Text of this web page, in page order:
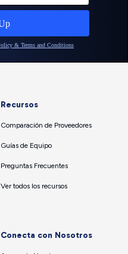
Recursos
Comparación de Proveedores
Guías de Equipo
Preguntas Frecuentes
Ver todos los recursos
Conecta con Nosotros